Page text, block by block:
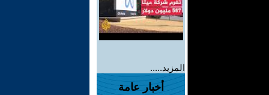
المزيد.....
أخبار عامة